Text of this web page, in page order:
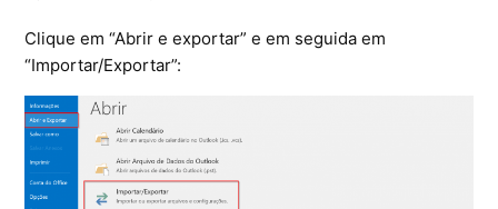
Segurança
Skymail Talk
Interno - Cloud Interno
Clique em “Abrir e exportar” e em seguida em
“Importar/Exportar”: